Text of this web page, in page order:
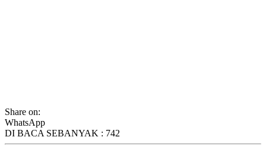
Share on:
WhatsApp
DI BACA SEBANYAK : 742